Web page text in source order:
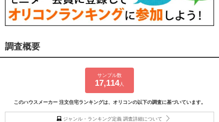
調査概要
サンプル数
17,114人
このハウスメーカー 注文住宅ランキングは、オリコンの以下の調査に基づいています。
ジャンル・ランキング定義 調査詳細について